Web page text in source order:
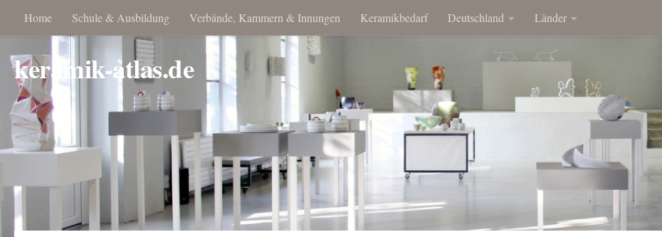
Home Schule & Ausbildung Verbände, Kammern & Innungen Keramikbedarf Deutschland Länder
keramik-atlas.de